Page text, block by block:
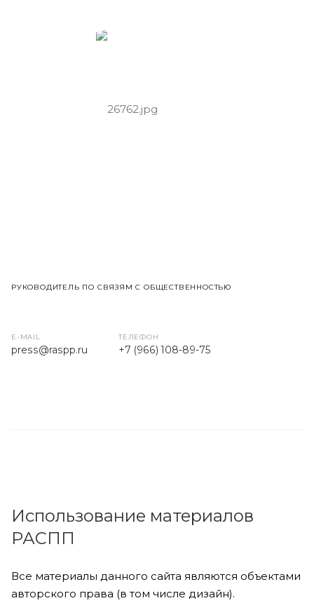
РУКОВОДИТЕЛЬ ПО СВЯЗЯМ С ОБЩЕСТВЕННОСТЬЮ
E-MAIL
press@raspp.ru
ТЕЛЕФОН
+7 (966) 108-89-75
Использование материалов
РАСПП
Все материалы данного сайта являются объектами
авторского права (в том числе дизайн).